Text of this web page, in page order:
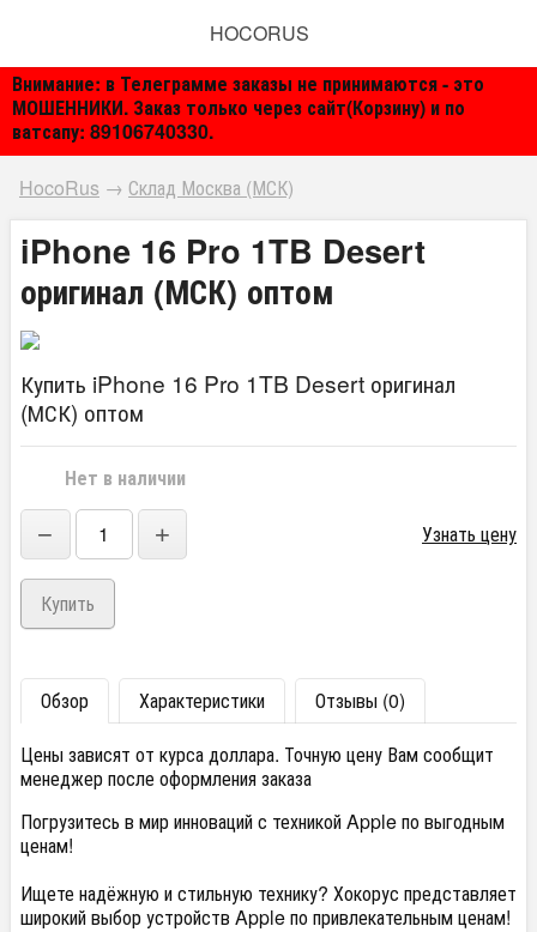
Внимание: в Телеграмме заказы не принимаются - это
МОШЕННИКИ. Заказ только через сайт(Корзину) и по
ватсапу: 89106740330.
HOCORUS
HocoRus → Склад Москва (МСК)
iPhone 16 Pro 1TB Desert
оригинал (МСК) оптом
Купить iPhone 16 Pro 1TB Desert оригинал
(МСК) оптом
Нет в наличии
− + Узнать цену
Обзор Характеристики
Отзывы (0)
Цены зависят от курса доллара. Точную цену Вам сообщит
менеджер после оформления заказа
Погрузитесь в мир инноваций с техникой Apple по выгодным
ценам!
Ищете надёжную и стильную технику? Хокорус представляет
широкий выбор устройств Apple по привлекательным ценам!